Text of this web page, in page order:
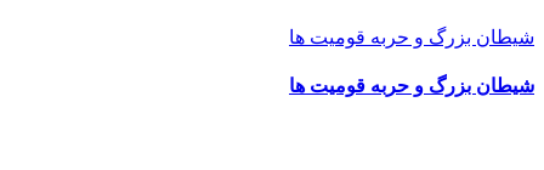
شیطان بزرگ و حربه قومیت ها
شیطان بزرگ و حربه قومیت ها